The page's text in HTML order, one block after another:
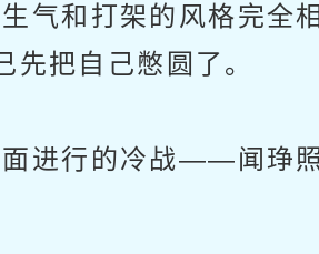
气和打架的风格完全
把自己憋圆了。
进行的冷战——闻琤